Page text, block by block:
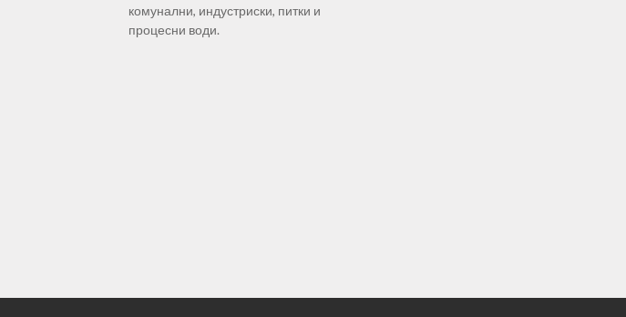
комунални, индустриски, питки и
процесни води.